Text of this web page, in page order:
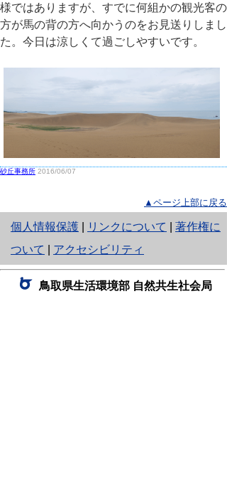
様ではありますが、すでに何組かの観光客の
方が馬の背の方へ向かうのをお見送りしまし
た。今日は涼しくて過ごしやすいです。
砂丘事務所 2016/06/07
▲ページ上部に戻る
個人情報保護
と
り
ネ
ッ
リンクについて
著作権に
ついて
アクセシビリティ
鳥取県生活環境部 自然共生社会局